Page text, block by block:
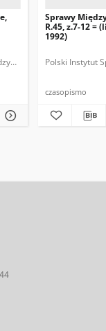
Międzynarodowych.
Polska
Sprawy
R.45, z.7-12 =
1992)
Polski Instytut
czasopismo